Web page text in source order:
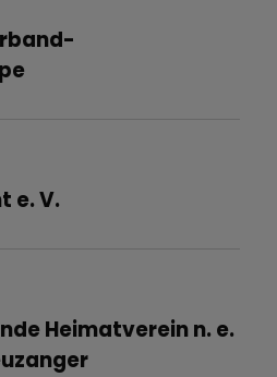
e. V.
Heimatverein n. e.